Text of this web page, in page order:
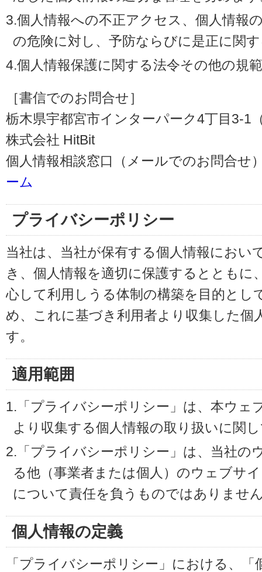
3.個人情報への不正アクセス、個人情報
の危険に対し、予防ならびに是正に関
4.個人情報保護に関する法令その他の規
［書信でのお問合せ］
栃木県宇都宮市インターパーク4丁目3-1
株式会社 HitBit
個人情報相談窓口（メールでのお問合せ
ーム
プライバシーポリシー
当社は、当社が保有する個人情報におい
き、個人情報を適切に保護するとともに
心して利用しうる体制の構築を目的とし
め、これに基づき利用者より収集した個
す。
適用範囲
1.「プライバシーポリシー」は、本ウェ
より収集する個人情報の取り扱いに関
2.「プライバシーポリシー」は、当社の
る他（事業者または個人）のウェブサ
について責任を負うものではありませ
個人情報の定義
「プライバシーポリシー」における、